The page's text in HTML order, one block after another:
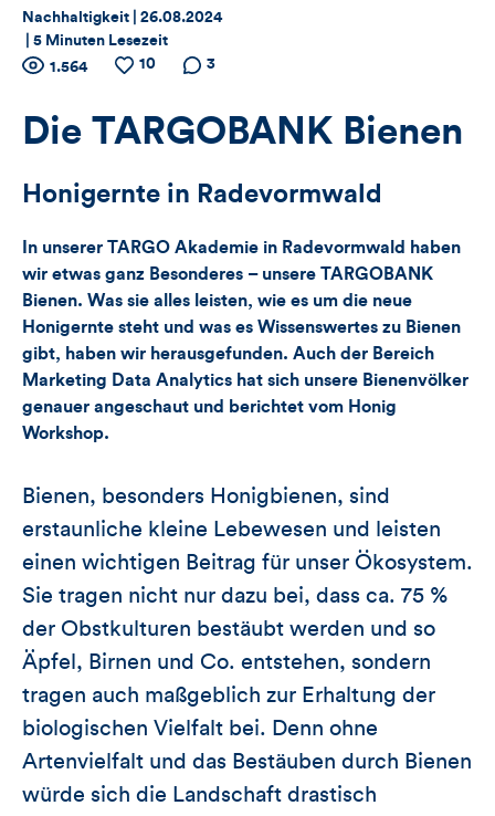
Thema:
Nachhaltigkeit | Datum:
26.08.2024
5 Minuten Lesezeit
Zähler
für
Likes
und
Kommentare
dieses
Artikels
Anzahl
1.564
Anzahl
10
Anzahl der
3
Die TARGOBANK Bienen
Honigernte in Radevormwald
In unserer TARGO Akademie in Radevormwald haben
wir etwas ganz Besonderes – unsere TARGOBANK
Bienen. Was sie alles leisten, wie es um die neue
Honigernte steht und was es Wissenswertes zu Bienen
gibt, haben wir herausgefunden. Auch der Bereich
Marketing Data Analytics hat sich unsere Bienenvölker
genauer angeschaut und berichtet vom Honig
Workshop.
Bienen, besonders Honigbienen, sind
erstaunliche kleine Lebewesen und leisten
einen wichtigen Beitrag für unser Ökosystem.
Sie tragen nicht nur dazu bei, dass ca. 75 %
der Obstkulturen bestäubt werden und so
Äpfel, Birnen und Co. entstehen, sondern
tragen auch maßgeblich zur Erhaltung der
biologischen Vielfalt bei. Denn ohne
Artenvielfalt und das Bestäuben durch Bienen
würde sich die Landschaft drastisch